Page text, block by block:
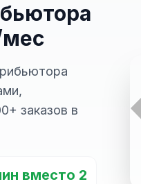
мес
заказов в
вместо 2